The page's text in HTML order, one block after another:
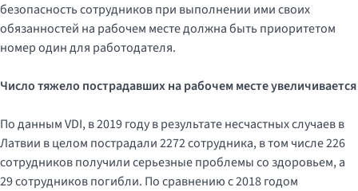
безопасность сотрудников при выполнении ими своих
обязанностей на рабочем месте должна быть приоритетом
номер один для работодателя.
Числотяжело пострадавшихна рабочем месте увеличивается
По данным VDI, в 2019 году в результате несчастных случаев в
Латвии в целом пострадали 2272 сотрудника, в том числе 226
сотрудников получили серьезные проблемы со здоровьем, а
29 сотрудников погибли. По сравнению с 2018 годом